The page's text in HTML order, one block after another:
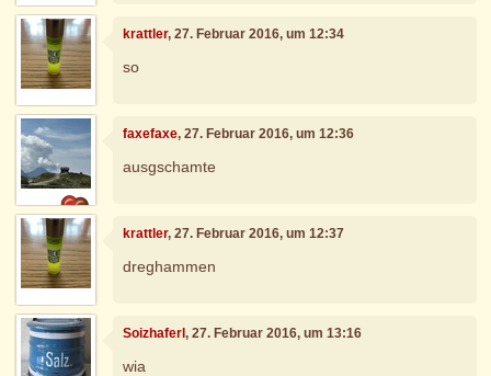
krattler, 27. Februar 2016, um 12:34
so
faxefaxe, 27. Februar 2016, um 12:36
ausgschamte
krattler, 27. Februar 2016, um 12:37
dreghammen
Soizhaferl, 27. Februar 2016, um 13:16
wia